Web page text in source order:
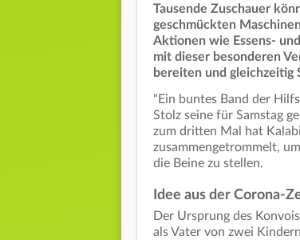
Tausende Zuschauer
geschmückten
Aktionen wie Essens-
mit dieser besonderen
bereiten und gleichzeitig
"Ein buntes Band der
Stolz seine für Samstag
zum dritten Mal hat
zusammengetrommelt,
die Beine zu stellen.
Idee aus der Corona-
Der Ursprung des
als Vater von zwei